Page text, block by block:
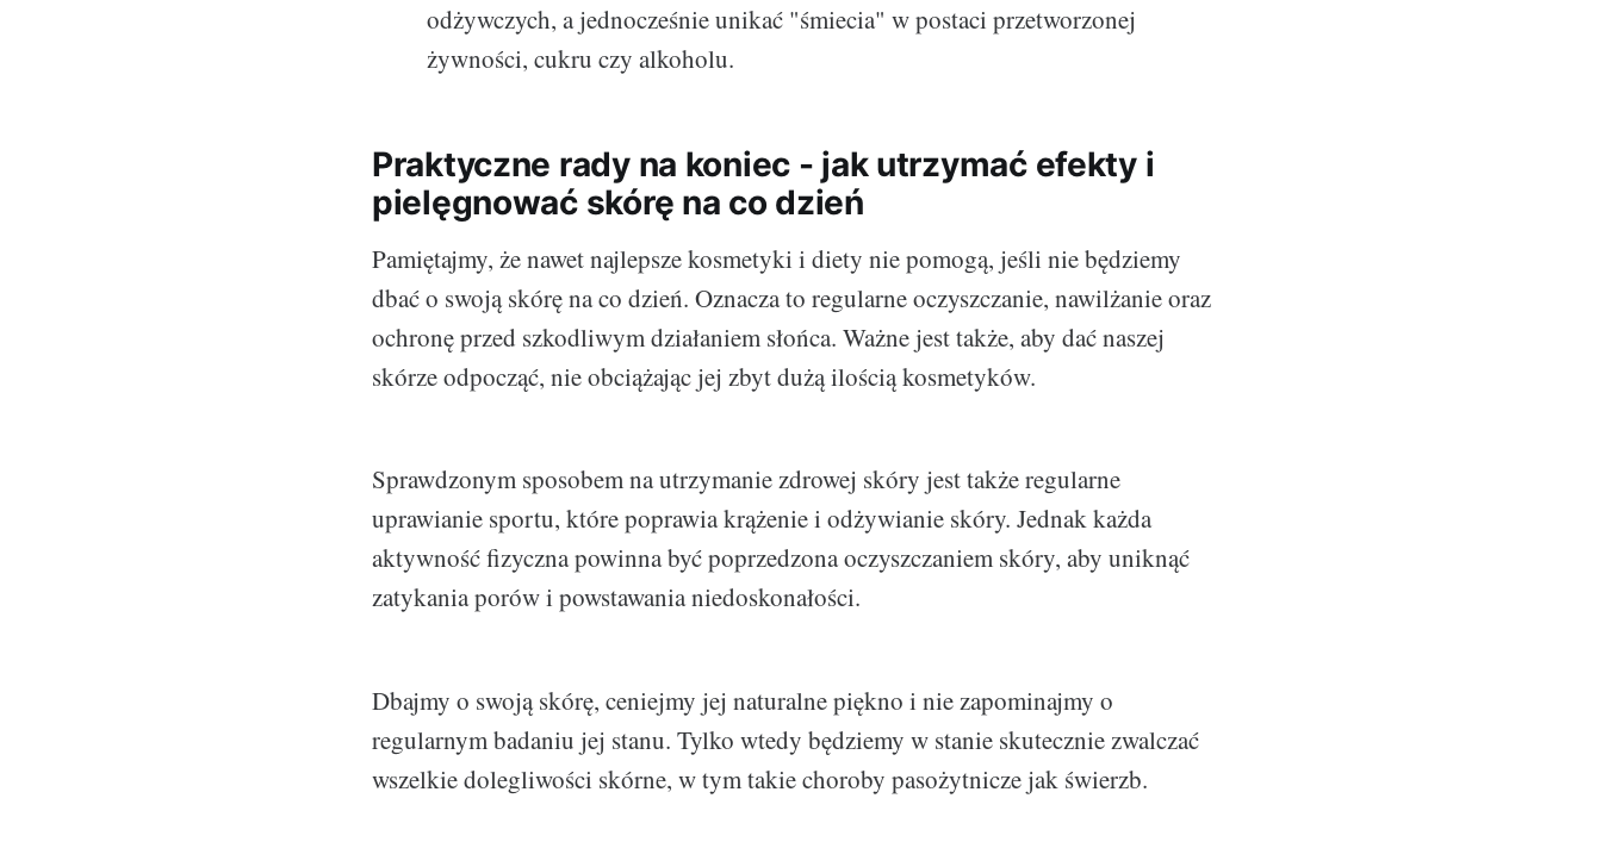
odżywczych, a jednocześnie unikać "śmiecia" w postaci przetworzonej
żywności, cukru czy alkoholu.
Praktyczne rady na koniec - jak utrzymać efekty i
pielęgnować skórę na co dzień
Pamiętajmy, że nawet najlepsze kosmetyki i diety nie pomogą, jeśli nie będziemy
dbać o swoją skórę na co dzień. Oznacza to regularne oczyszczanie, nawilżanie oraz
ochronę przed szkodliwym działaniem słońca. Ważne jest także, aby dać naszej
skórze odpocząć, nie obciążając jej zbyt dużą ilością kosmetyków.
Sprawdzonym sposobem na utrzymanie zdrowej skóry jest także regularne
uprawianie sportu, które poprawia krążenie i odżywianie skóry. Jednak każda
aktywność fizyczna powinna być poprzedzona oczyszczaniem skóry, aby uniknąć
zatykania porów i powstawania niedoskonałości.
Dbajmy o swoją skórę, ceniejmy jej naturalne piękno i nie zapominajmy o
regularnym badaniu jej stanu. Tylko wtedy będziemy w stanie skutecznie zwalczać
wszelkie dolegliwości skórne, w tym takie choroby pasożytnicze jak świerzb.